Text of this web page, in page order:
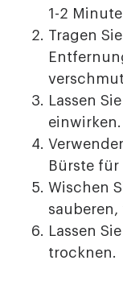
1-2
Tragen
Lassen
einwirken.
Bürste
Wischen
Lassen
trocknen.